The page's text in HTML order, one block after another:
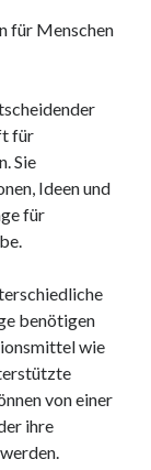
für Menschen
für
Sie
Ideen und
für
benötigen
wie
von einer
ihre